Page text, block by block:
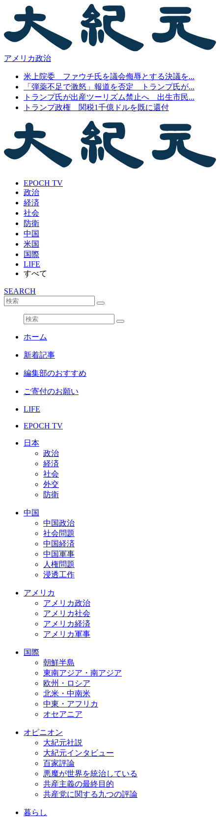
アメリカ政治
米上院委 ファウチ氏を議会侮辱とする決議を...
「弾薬不足で激怒」報道を否定 トランプ氏が...
トランプ氏が出産ツーリズム禁止へ 出生市民...
トランプ政権 関税1千億ドルを既に還付
EPOCH TV
政治
経済
社会
防衛
中国
米国
国際
LIFE
すべて
SEARCH
ホーム
新着記事
編集部のおすすめ
ご寄付のお願い
LIFE
EPOCH TV
日本
政治
経済
社会
外交
防衛
中国
中国政治
社会問題
中国経済
中国軍事
人権問題
浸透工作
アメリカ
アメリカ政治
アメリカ社会
アメリカ経済
アメリカ軍事
国際
朝鮮半島
東南アジア・南アジア
欧州・ロシア
北米・中南米
中東・アフリカ
オセアニア
オピニオン
大紀元社説
大紀元インタビュー
百家評論
悪魔が世界を統治している
共産主義の最終目的
共産党に関する九つの評論
暮らし